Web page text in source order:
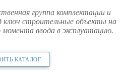
группа комплектации и
ключ строительные объекты на
ввода в эксплуатацию.
КАТАЛОГ